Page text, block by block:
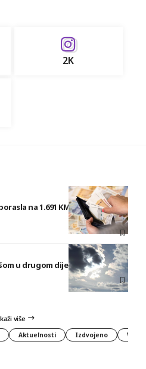
2K
na 1.691 KM, najveće
u drugom dijelu dana
više
Aktuelnosti Izdvojeno